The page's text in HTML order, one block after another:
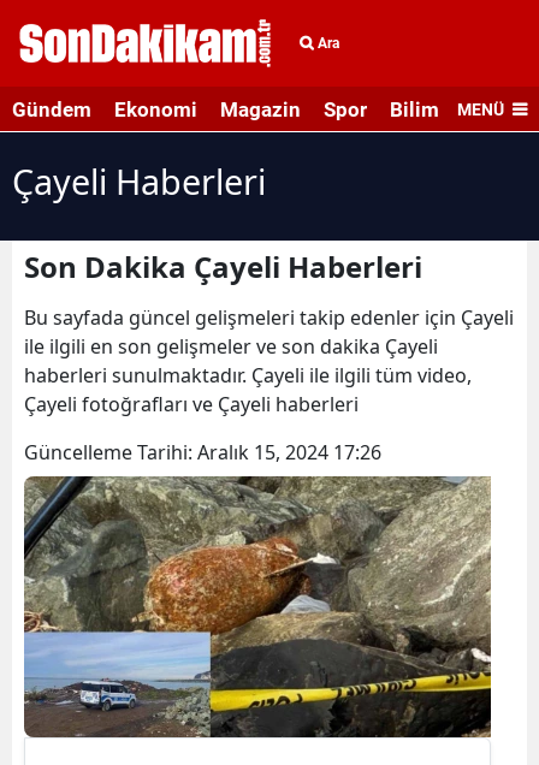
Ara
Gündem Ekonomi Magazin Spor Bilim veMENÜ
Çayeli Haberleri
Son Dakika Çayeli Haberleri
Bu sayfada güncel gelişmeleri takip edenler için Çayeli
ile ilgili en son gelişmeler ve son dakika Çayeli
haberleri sunulmaktadır. Çayeli ile ilgili tüm video,
Çayeli fotoğrafları ve Çayeli haberleri
Güncelleme Tarihi: Aralık 15, 2024 17:26